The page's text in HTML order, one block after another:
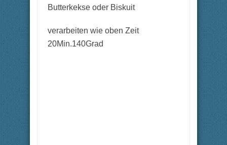
Butterkekse oder Biskuit
verarbeiten wie oben Zeit
20Min.140Grad